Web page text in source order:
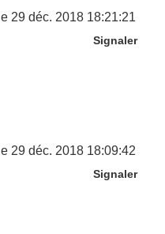
le 29 déc. 2018 18:21:21
Signaler
le 29 déc. 2018 18:09:42
Signaler